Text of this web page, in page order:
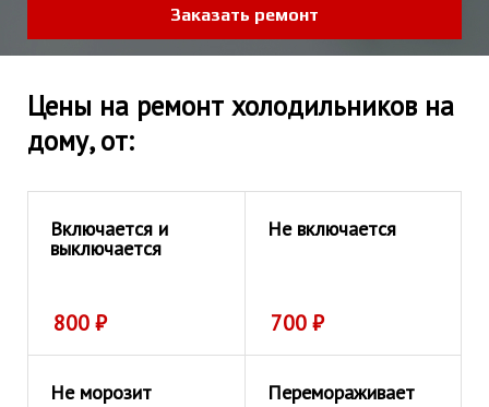
Заказать ремонт
Цены на ремонт холодильников на
дому, от:
Включается и
выключается
800₽
Не включается
700₽
Не морозит Перемораживает